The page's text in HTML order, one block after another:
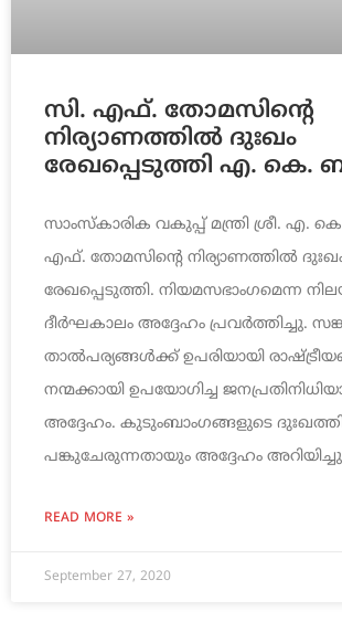
സി. എഫ്. തോമസിന്റെ
നിര്യാണത്തിൽ ദുഃഖം
രേഖപ്പെടുത്തി എ. കെ.
സാംസ്കാരിക വകുപ്പ് മന്ത്രി ശ്രീ. എ.
എഫ്. തോമസിന്റെ നിര്യാണത്തിൽ
രേഖപ്പെടുത്തി. നിയമസഭാംഗമെന്ന
ദീർഘകാലം അദ്ദേഹം പ്രവർത്തിച്ചു.
താൽപര്യങ്ങൾക്ക് ഉപരിയായി
നന്മക്കായി ഉപയോഗിച്ച
അദ്ദേഹം. കുടുംബാംഗങ്ങളുടെ
പങ്കുചേരുന്നതായും അദ്ദേഹം
READ MORE »
September 27, 2020